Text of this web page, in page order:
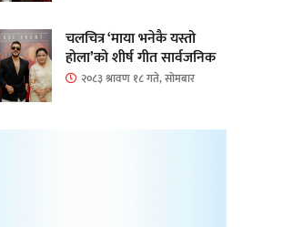
चलचित्र ‘माया भनेकै यस्तो
होला’को शीर्ष गीत सार्वजनिक
२०८३ श्रावण १८ गते, सोमबार